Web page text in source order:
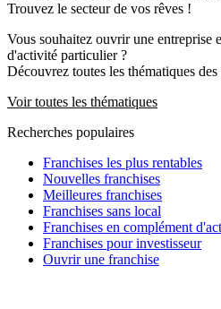
Trouvez le secteur de vos rêves !
Vous souhaitez ouvrir une entreprise
d'activité particulier ?
Découvrez toutes les thématiques des
Voir toutes les thématiques
Recherches populaires
Franchises les plus rentables
Nouvelles franchises
Meilleures franchises
Franchises sans local
Franchises en complément
Franchises pour investisseur
Ouvrir une franchise